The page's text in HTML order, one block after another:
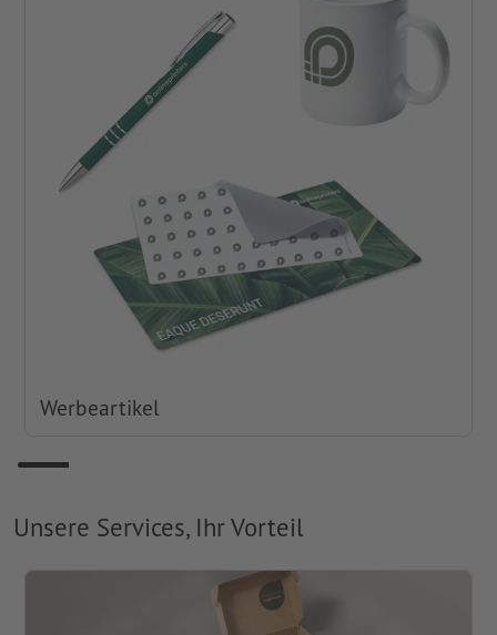
Werbeartikel
Unsere Services, Ihr Vorteil